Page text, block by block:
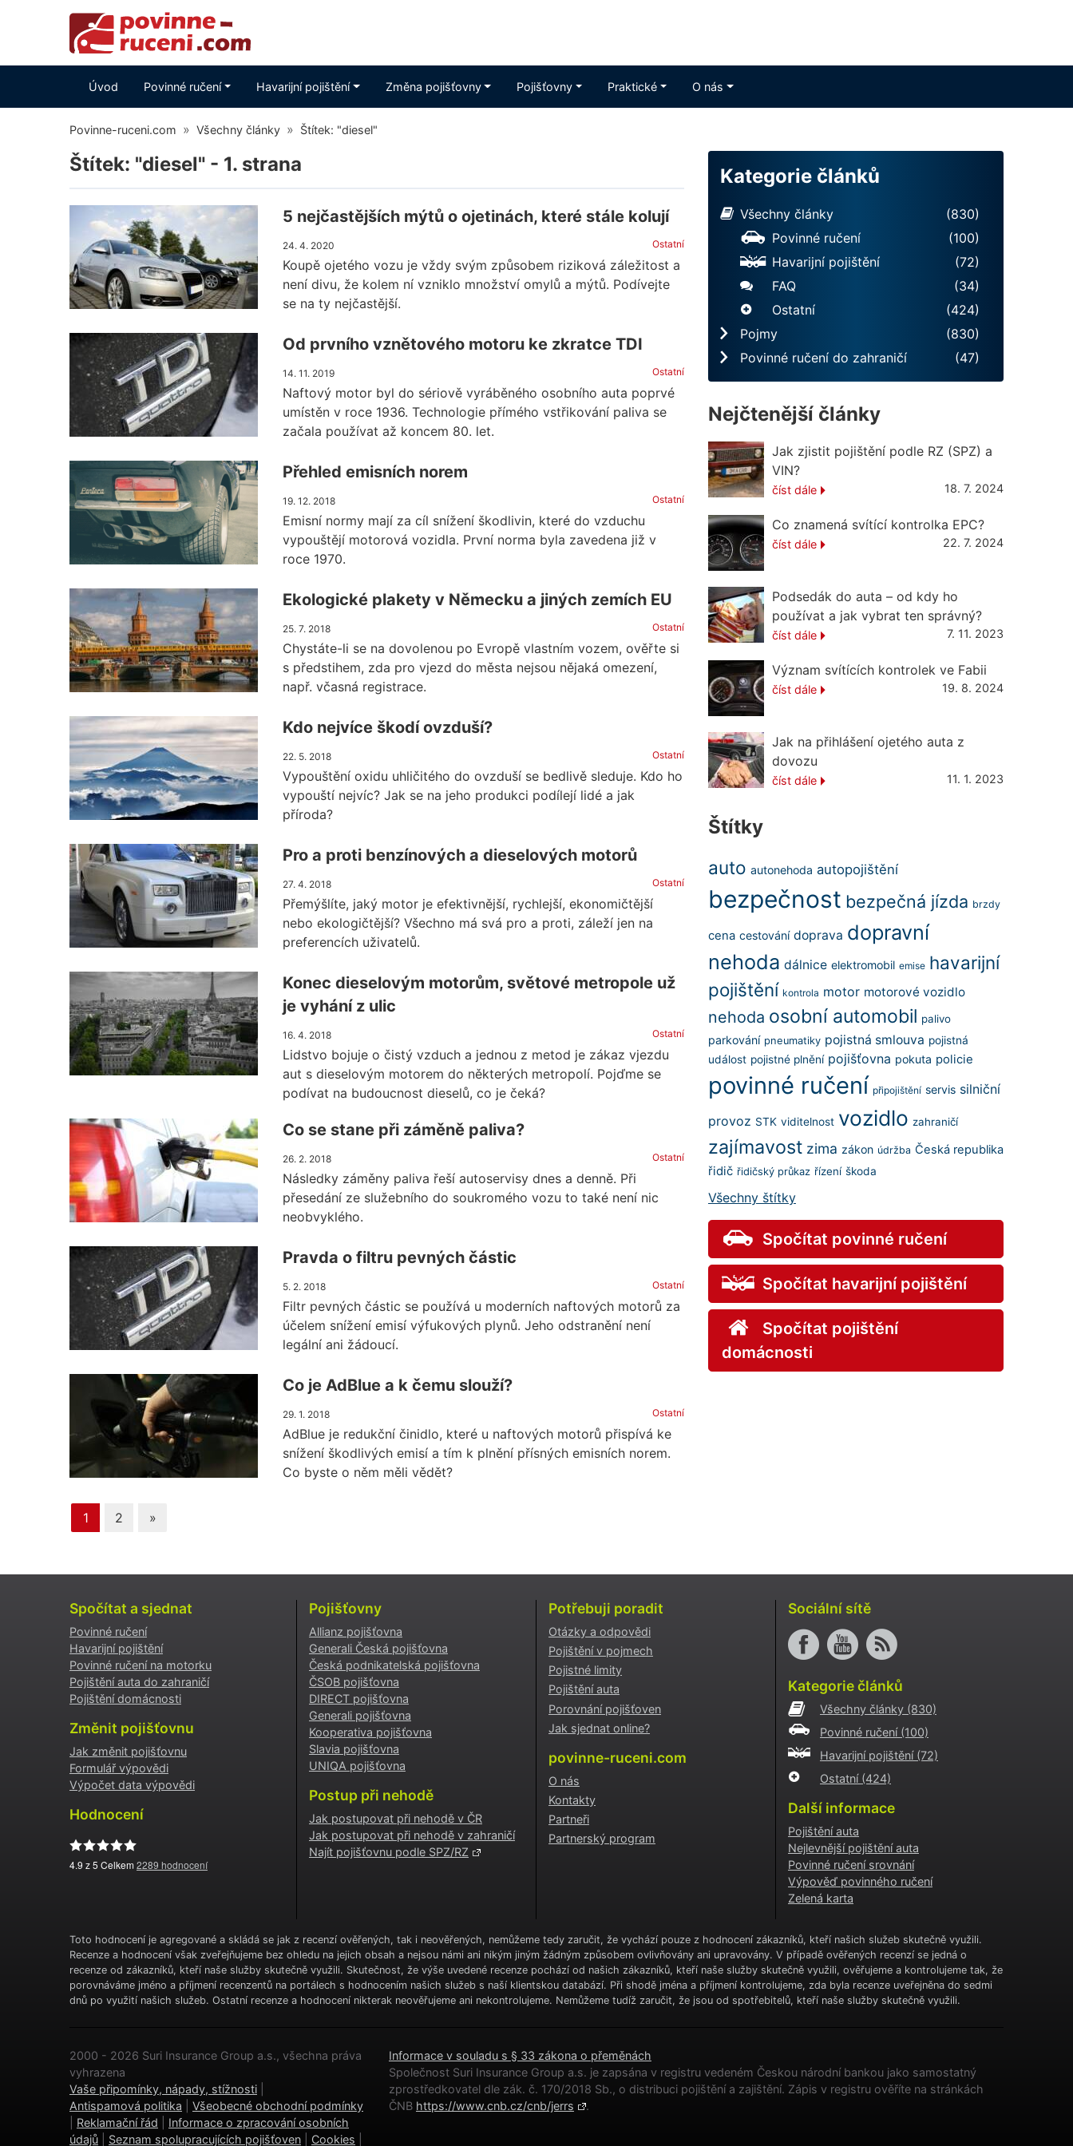
Úvod Povinné ručení Havarijní pojištění Změna pojišťovny Pojišťovny Praktické O nás
Povinne-ruceni.com Všechny články Štítek: "diesel"
Štítek: "diesel" - 1. strana
5 nejčastějších mýtů o ojetinách, které stále kolují
24. 4. 2020 Ostatní
Koupě ojetého vozu je vždy svým způsobem riziková záležitost a
není divu, že kolem ní vzniklo množství omylů a mýtů. Podívejte
se na ty nejčastější.
Od prvního vznětového motoru ke zkratce TDI
14. 11. 2019 Ostatní
Naftový motor byl do sériově vyráběného osobního auta poprvé
umístěn v roce 1936. Technologie přímého vstřikování paliva se
začala používat až koncem 80. let.
Přehled emisních norem
19. 12. 2018 Ostatní
Emisní normy mají za cíl snížení škodlivin, které do vzduchu
vypouštějí motorová vozidla. První norma byla zavedena již v
roce 1970.
Ekologické plakety v Německu a jiných zemích EU
25. 7. 2018 Ostatní
Chystáte-li se na dovolenou po Evropě vlastním vozem, ověřte si
s předstihem, zda pro vjezd do města nejsou nějaká omezení,
např. včasná registrace.
Kdo nejvíce škodí ovzduší?
22. 5. 2018 Ostatní
Vypouštění oxidu uhličitého do ovzduší se bedlivě sleduje. Kdo ho
vypouští nejvíc? Jak se na jeho produkci podílejí lidé a jak
příroda?
Pro a proti benzínových a dieselových motorů
27. 4. 2018 Ostatní
Přemýšlíte, jaký motor je efektivnější, rychlejší, ekonomičtější
nebo ekologičtější? Všechno má svá pro a proti, záleží jen na
preferencích uživatelů.
Konec dieselovým motorům, světové metropole už
je vyhání z ulic
16. 4. 2018 Ostatní
Lidstvo bojuje o čistý vzduch a jednou z metod je zákaz vjezdu
aut s dieselovým motorem do některých metropolí. Pojďme se
podívat na budoucnost dieselů, co je čeká?
Co se stane při záměně paliva?
26. 2. 2018 Ostatní
Následky záměny paliva řeší autoservisy dnes a denně. Při
přesedání ze služebního do soukromého vozu to také není nic
neobvyklého.
Pravda o filtru pevných částic
5. 2. 2018 Ostatní
Filtr pevných částic se používá u moderních naftových motorů za
účelem snížení emisí výfukových plynů. Jeho odstranění není
legální ani žádoucí.
Co je AdBlue a k čemu slouží?
29. 1. 2018 Ostatní
AdBlue je redukční činidlo, které u naftových motorů přispívá ke
snížení škodlivých emisí a tím k plnění přísných emisních norem.
Co byste o něm měli vědět?
1 2 »
Kategorie článků
Všechny články
(830)
Povinné ručení
(100)
Havarijní pojištění
(72)
FAQ
(34)
Ostatní
(424)
Pojmy
(830)
Povinné ručení do zahraničí
(47)
Nejčtenější články
Jak zjistit pojištění podle RZ (SPZ) a
VIN?
číst dále 18. 7. 2024
Co znamená svítící kontrolka EPC?
číst dále 22. 7. 2024
Podsedák do auta – od kdy ho
používat a jak vybrat ten správný?
číst dále 7. 11. 2023
Význam svítících kontrolek ve Fabii
číst dále 19. 8. 2024
Jak na přihlášení ojetého auta z
dovozu
číst dále 11. 1. 2023
Štítky
auto autonehoda autopojištění
bezpečnost bezpečná jízda brzdy
cena cestování doprava dopravní
nehoda dálnice elektromobil emise havarijní
pojištění kontrola motor motorové vozidlo
nehoda osobní automobil palivo
parkování pneumatiky pojistná smlouva pojistná
událost pojistné plnění pojišťovna pokuta policie
povinné ručení připojištění servis silniční
provoz STK viditelnost vozidlo zahraničí
zajímavost zima zákon údržba Česká republika
řidič řidičský průkaz řízení škoda
Všechny štítky
Spočítat povinné ručení
Spočítat havarijní pojištění
Spočítat pojištění
domácnosti
Spočítat a sjednat
Povinné ručení
Havarijní pojištění
Povinné ručení na motorku
Pojištění auta do zahraničí
Pojištění domácnosti
Změnit pojišťovnu
Jak změnit pojišťovnu
Formulář výpovědi
Výpočet data výpovědi
Hodnocení
4.9 z 5 Celkem 2289 hodnocení
Pojišťovny
Allianz pojišťovna
Generali Česká pojišťovna
Česká podnikatelská pojišťovna
ČSOB pojišťovna
DIRECT pojišťovna
Generali pojišťovna
Kooperativa pojišťovna
Slavia pojišťovna
UNIQA pojišťovna
Postup při nehodě
Jak postupovat při nehodě v ČR
Jak postupovat při nehodě v zahraničí
Najít pojišťovnu podle SPZ/RZ
Potřebuji poradit
Otázky a odpovědi
Pojištění v pojmech
Pojistné limity
Pojištění auta
Porovnání pojišťoven
Jak sjednat online?
povinne-ruceni.com
O nás
Kontakty
Partneři
Partnerský program
Sociální sítě
Kategorie článků
Všechny články (830)
Povinné ručení (100)
Havarijní pojištění (72)
Ostatní (424)
Další informace
Pojištění auta
Nejlevnější pojištění auta
Povinné ručení srovnání
Výpověď povinného ručení
Zelená karta
Toto hodnocení je agregované a skládá se jak z recenzí ověřených, tak i neověřených, nemůžeme tedy zaručit, že vychází pouze z hodnocení zákazníků, kteří našich služeb skutečně využili.
Recenze a hodnocení však zveřejňujeme bez ohledu na jejich obsah a nejsou námi ani nikým jiným žádným způsobem ovlivňovány ani upravovány. V případě ověřených recenzí se jedná o
recenze od zákazníků, kteří naše služby skutečně využili. Skutečnost, že výše uvedené recenze pochází od našich zákazníků, kteří naše služby skutečně využili, ověřujeme a kontrolujeme tak, že
porovnáváme jméno a příjmení recenzentů na portálech s hodnocením našich služeb s naší klientskou databází. Při shodě jména a příjmení kontrolujeme, zda byla recenze uveřejněna do sedmi
dnů po využití našich služeb. Ostatní recenze a hodnocení nikterak neověřujeme ani nekontrolujeme. Nemůžeme tudíž zaručit, že jsou od spotřebitelů, kteří naše služby skutečně využili.
2000 - 2026 Suri Insurance Group a.s., všechna práva
vyhrazena
Vaše připomínky, nápady, stížnosti
Antispamová politika
Všeobecné obchodní podmínky
Reklamační řád
Informace o zpracování osobních
údajů
Seznam spolupracujících pojišťoven Cookies
Informace v souladu s § 33 zákona o přeměnách
Společnost Suri Insurance Group a.s. je zapsána v registru vedeném Českou národní bankou jako samostatný
zprostředkovatel dle zák. č. 170/2018 Sb., o distribuci pojištění a zajištění. Zápis v registru ověříte na stránkách
ČNB https://www.cnb.cz/cnb/jerrs .